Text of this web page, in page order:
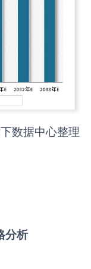
数据中心整理
分析